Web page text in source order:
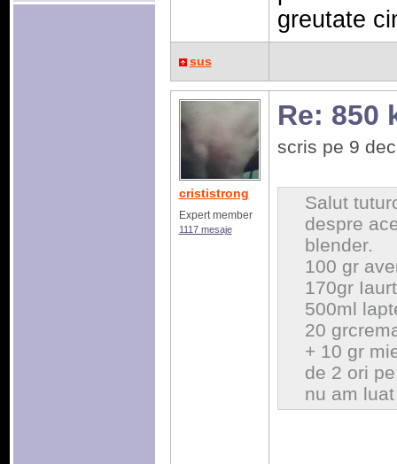
greutate
sus
crististrong
Expert member
1117 mesaje
Re: 850
scris pe 9
Salut
despre
blender.
100 gr
170gr
500ml
20
+ 10 gr
de 2 ori
nu am